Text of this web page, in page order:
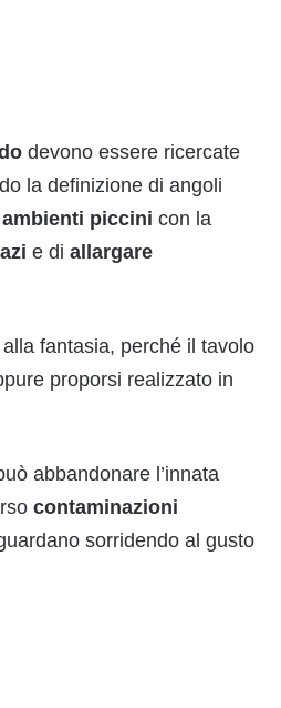
devono essere ricercate
la definizione di angoli
ambienti piccini con la
e di allargare
alla fantasia, perché il tavolo
proporsi realizzato in
abbandonare l’innata
contaminazioni
sorridendo al gusto